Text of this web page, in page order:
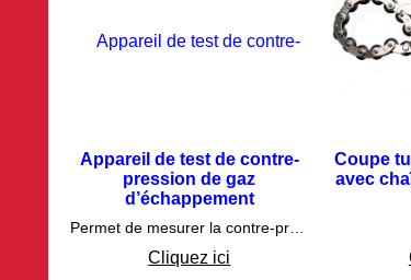
Appareil de test de contre-
pression de gaz
d’échappement
€160.75 Permet de mesurer la contre-pression des gaz d'échappement
Cliquez ici
Coupe
avec